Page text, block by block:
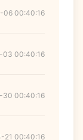
06 00:40:16
03 00:40:16
00:40:16
21 00:40:16